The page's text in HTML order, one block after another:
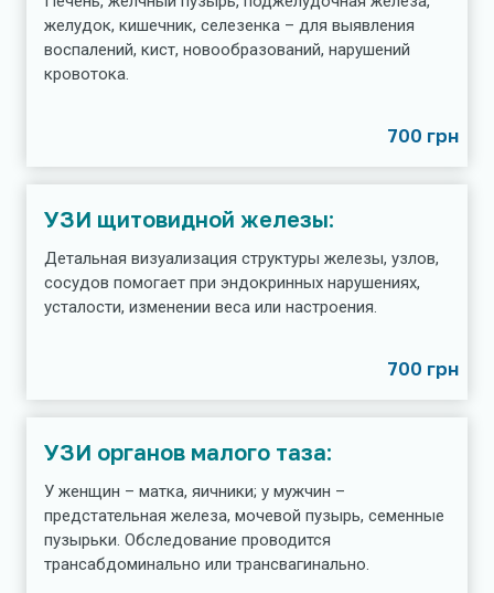
желудок, кишечник, селезенка – для выявления
воспалений, кист, новообразований, нарушений
кровотока.
700 грн
УЗИ щитовидной железы:
Детальная визуализация структуры железы, узлов,
сосудов помогает при эндокринных нарушениях,
усталости, изменении веса или настроения.
700 грн
УЗИ органов малого таза:
У женщин – матка, яичники; у мужчин –
предстательная железа, мочевой пузырь, семенные
пузырьки. Обследование проводится
трансабдоминально или трансвагинально.